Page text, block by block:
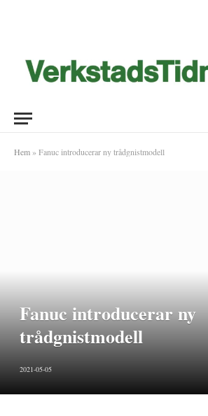
Hem » Fanuc introducerar ny trådgnistmodell
Fanuc introducerar ny
trådgnistmodell
2021-05-05